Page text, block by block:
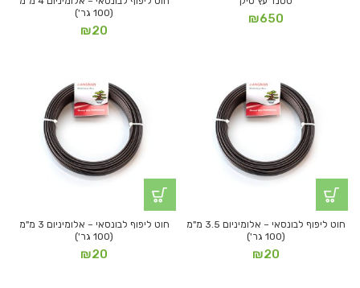
₪650
(100 גר')
₪20
חוט ליפוף לבונסאי – אלומיניום 3.5 מ"מ
(100 גר')
₪20
חוט ליפוף לבונסאי – אלומיניום 3 מ"מ
(100 גר')
₪20